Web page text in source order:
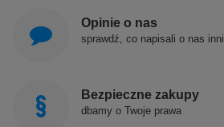
Opinie o nas
sprawdź, co napisali o nas inni
Bezpieczne zakupy
dbamy o Twoje prawa